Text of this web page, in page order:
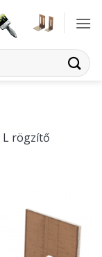
L rögzítő